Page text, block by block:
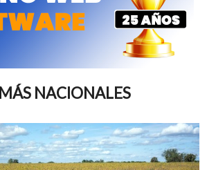
MÁS NACIONALES